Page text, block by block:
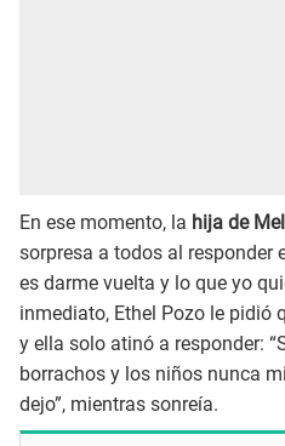
En ese momento, la hija de
sorpresa a todos al responder
es darme vuelta y lo que yo
inmediato, Ethel Pozo le pidió
y ella solo atinó a responder:
borrachos y los niños nunca
dejo”, mientras sonreía.